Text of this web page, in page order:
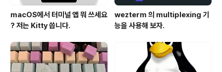
macOS에서 터미널 앱 뭐 쓰세요
? 저는 Kitty 씁니다.
wezterm 의 multiplexing 기
능을 사용해 보자.